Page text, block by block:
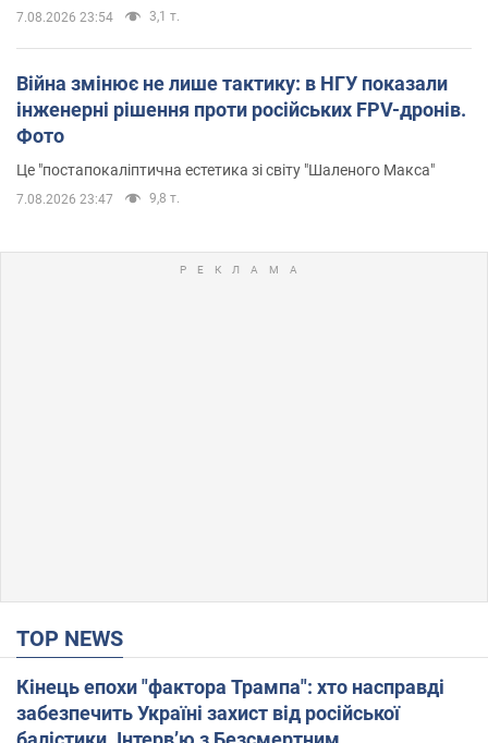
7.08.2026 23:54 3,1 т.
Війна змінює не лише тактику: в НГУ показали
інженерні рішення проти російських FPV-дронів.
Фото
Це "постапокаліптична естетика зі світу "Шаленого Макса"
7.08.2026 23:47 9,8 т.
TOP NEWS
Кінець епохи "фактора Трампа": хто насправді
забезпечить Україні захист від російської